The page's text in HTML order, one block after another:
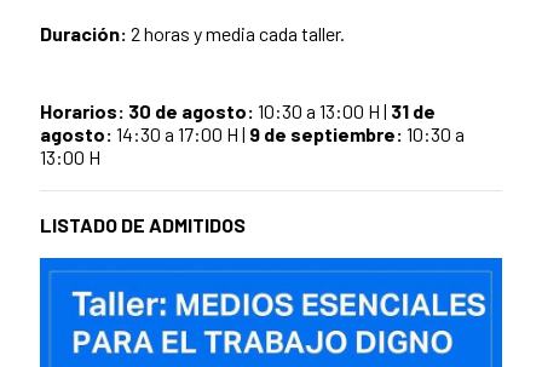
Duración: 2 horas y media cada taller.
Horarios: 30 de agosto: 10:30 a 13:00 H | 31 de
agosto: 14:30 a 17:00 H | 9 de septiembre: 10:30 a
13:00 H
LISTADO DE ADMITIDOS